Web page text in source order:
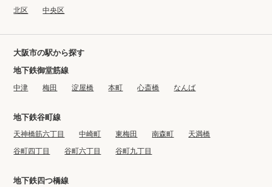
北区
中央区
大阪市の駅から探す
地下鉄御堂筋線
中津 梅田 淀屋橋 本町 心斎橋 なんば
地下鉄谷町線
天神橋筋六丁目 中崎町 東梅田 南森町
天満橋
谷町四丁目
谷町六丁目 谷町九丁目
地下鉄四つ橋線